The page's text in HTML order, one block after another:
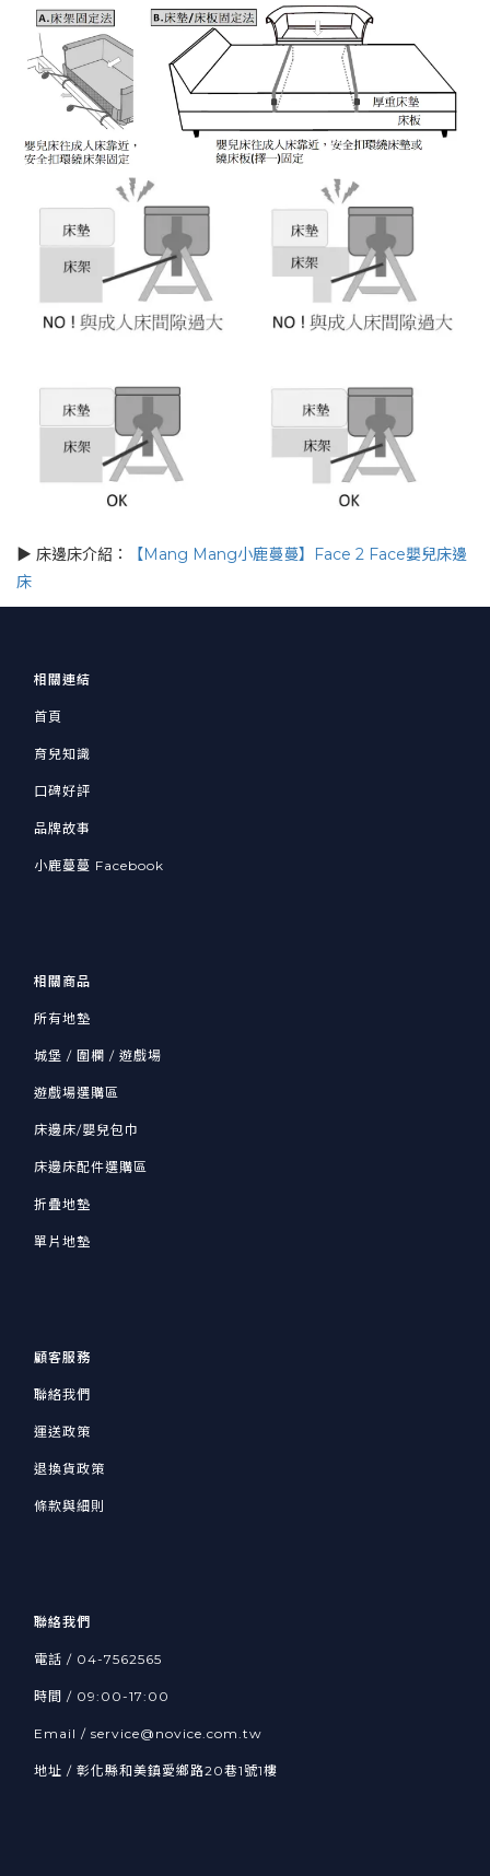
▶ 床邊床介紹：
【Mang Mang小鹿蔓蔓】Face 2 Face嬰兒床邊
床
相關連結
首頁
育兒知識
口碑好評
品牌故事
小鹿蔓蔓 Facebook
相關商品
所有地墊
城堡 / 圍欄 / 遊戲場
遊戲場選購區
床邊床/嬰兒包巾
床邊床配件選購區
折疊地墊
單片地墊
顧客服務
聯絡我們
運送政策
退換貨政策
條款與細則
聯絡我們
電話 / 04-7562565
時間 / 09:00-17:00
Email / service@novice.com.tw
地址 / 彰化縣和美鎮愛鄉路20巷1號1樓